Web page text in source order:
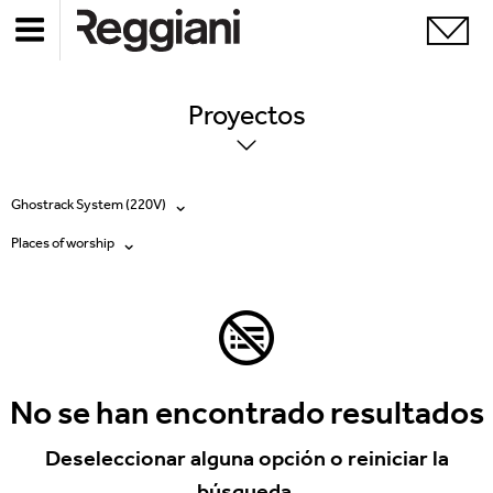
Proyectos
Ghostrack System (220V)
Todos los productos
Mood Evo
Traceline System
Places of worship
No se han encontrado resultados
Deseleccionar alguna opción o reiniciar la